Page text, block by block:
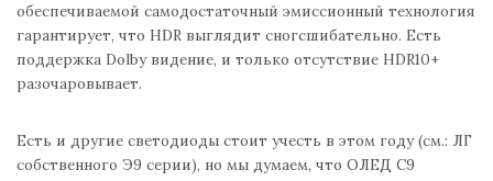
обеспечиваемой самодостаточный эмиссионный технология
гарантирует, что HDR выглядит сногсшибательно. Есть
поддержка Dolby видение, и только отсутствие HDR10+
разочаровывает.
Есть и другие светодиоды стоит учесть в этом году (см.: ЛГ
собственного Э9 серии), но мы думаем, что ОЛЕД С9